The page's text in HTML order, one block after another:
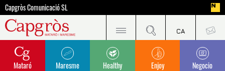
Capgròs Comunicació SL
Mataró Maresme Healthy Enjoy Negocio